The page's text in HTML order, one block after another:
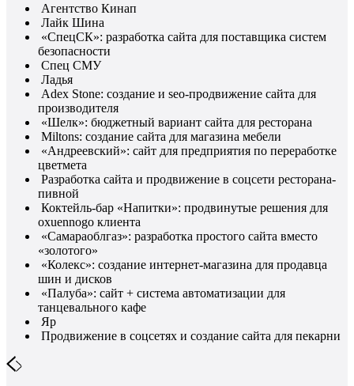
Агентство Кинап
Лайк Шина
«СпецСК»: разработка сайта для поставщика систем
безопасности
Спец СМУ
Ладья
Adex Stone: создание и seo-продвижение сайта для
производителя
«Шелк»: бюджетный вариант сайта для ресторана
Miltons: создание сайта для магазина мебели
«Андреевский»: сайт для предприятия по переработке
цветмета
Разработка сайта и продвижение в соцсети ресторана-
пивной
Коктейль-бар «Напитки»: продвинутые решения для
oxuennogo клиента
«Самараоблгаз»: разработка простого сайта вместо
«золотого»
«Колекс»: создание интернет-магазина для продавца
шин и дисков
«Палуба»: сайт + система автоматизации для
танцевального кафе
Яр
Продвижение в соцсетях и создание сайта для пекарни